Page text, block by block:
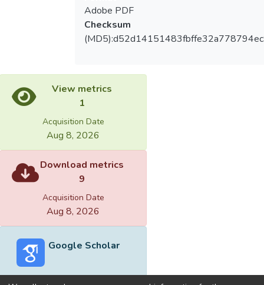
Adobe PDF
Checksum
View metrics
1
Acquisition Date
Aug 8, 2026
Download metrics
9
Acquisition Date
Aug 8, 2026
Google Scholar